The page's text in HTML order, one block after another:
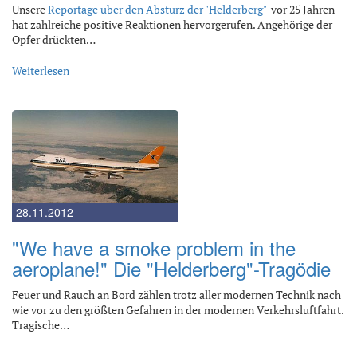
UnsereReportage über den Absturz der "Helderberg" vor 25 Jahren
hat zahlreiche positive Reaktionen hervorgerufen. Angehörige der
Opfer drückten…
Weiterlesen
28.11.2012
"We have a smoke problem in the
aeroplane!" Die "Helderberg"-Tragödie
Feuer und Rauch an Bord zählen trotz aller modernen Technik nach
wie vor zu den größten Gefahren in der modernen Verkehrsluftfahrt.
Tragische…